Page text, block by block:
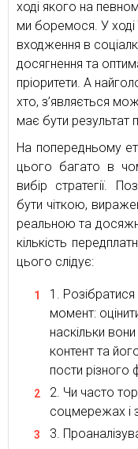
ході якого на
ми боремося. У ході
входження в
досягнення та
пріоритети. А
хто, з’являється
має бути результат
На попередньому
цього багато в
вибір стратегії.
бути чіткою,
реальною та
кількість
цього слідує:
момент:
наскільки
контент та
пости різного
Чи часто
соцмережах і